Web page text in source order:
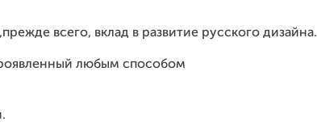
всего, вклад в развитие русского дизайна.
любым способом